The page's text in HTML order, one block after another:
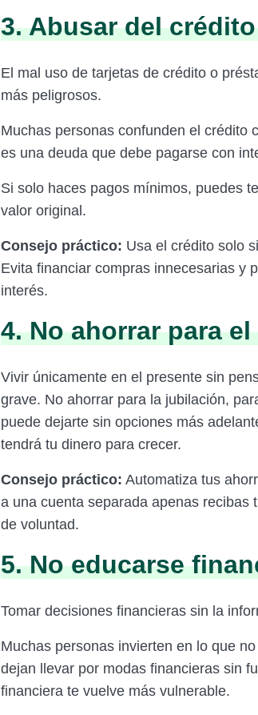
3. Abusar del
El mal uso de tarjetas de crédito o
más peligrosos.
Muchas personas confunden el crédito
es una deuda que debe pagarse con
Si solo haces pagos mínimos, puedes
valor original.
Consejo práctico: Usa el crédito solo
Evita financiar compras innecesarias y
interés.
4. No ahorrar para
Vivir únicamente en el presente sin
grave. No ahorrar para la jubilación,
puede dejarte sin opciones más
tendrá tu dinero para crecer.
Consejo práctico: Automatiza tus
a una cuenta separada apenas recibas
de voluntad.
5. No educarse
Tomar decisiones financieras sin la
Muchas personas invierten en lo que
dejan llevar por modas financieras sin
financiera te vuelve más vulnerable.